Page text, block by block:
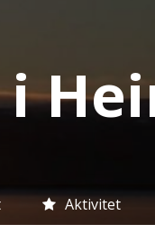
Aktivitet